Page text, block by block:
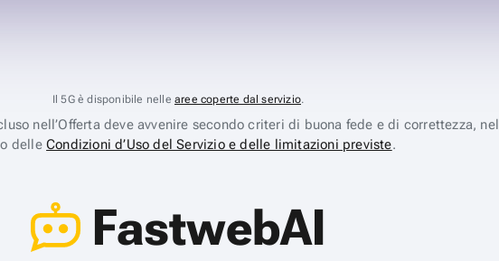
Il 5G è disponibile nelle aree coperte dal servizio.
nell’Offerta deve avvenire secondo criteri di buona fede e di correttezza, nel
delleCondizioni d’Uso del Servizio e delle limitazioni previste.
FastwebAI